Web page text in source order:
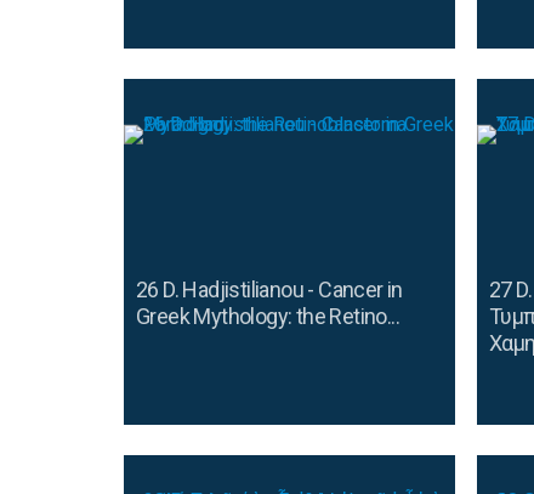
26 D. Hadjistilianou - Cancer in
Greek Mythology: the Retino...
27